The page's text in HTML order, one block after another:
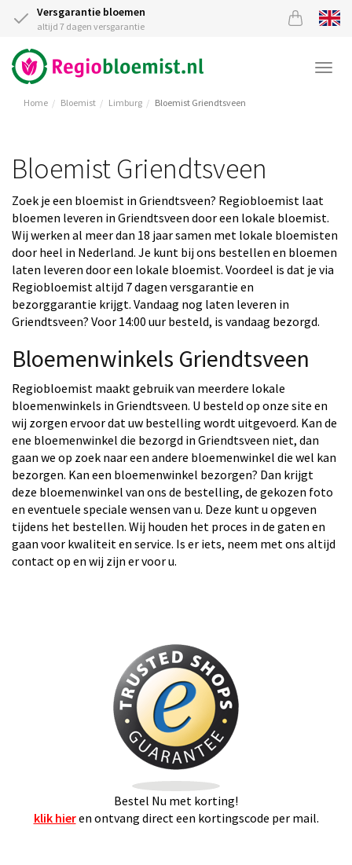
Versgarantie bloemen
altijd 7 dagen versgarantie
Home Bloemist Limburg Bloemist Griendtsveen
Bloemist Griendtsveen
Zoek je een bloemist in Griendtsveen? Regiobloemist laat
bloemen leveren in Griendtsveen door een lokale bloemist.
Wij werken al meer dan 18 jaar samen met lokale bloemisten
door heel in Nederland. Je kunt bij ons bestellen en bloemen
laten leveren door een lokale bloemist. Voordeel is dat je via
Regiobloemist altijd 7 dagen versgarantie en
bezorggarantie krijgt. Vandaag nog laten leveren in
Griendtsveen? Voor 14:00 uur besteld, is vandaag bezorgd.
Bloemenwinkels Griendtsveen
Regiobloemist maakt gebruik van meerdere lokale
bloemenwinkels in Griendtsveen. U besteld op onze site en
wij zorgen ervoor dat uw bestelling wordt uitgevoerd. Kan de
ene bloemenwinkel die bezorgd in Griendtsveen niet, dan
gaan we op zoek naar een andere bloemenwinkel die wel kan
bezorgen. Kan een bloemenwinkel bezorgen? Dan krijgt
deze bloemenwinkel van ons de bestelling, de gekozen foto
en eventuele speciale wensen van u. Deze kunt u opgeven
tijdens het bestellen. Wij houden het proces in de gaten en
gaan voor kwaliteit en service. Is er iets, neem met ons altijd
contact op en wij zijn er voor u.
Bestel Nu met korting!
klik hieren ontvang direct een kortingscode per mail.